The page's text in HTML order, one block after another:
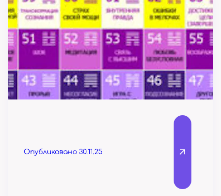
Опубликовано 30.11.25